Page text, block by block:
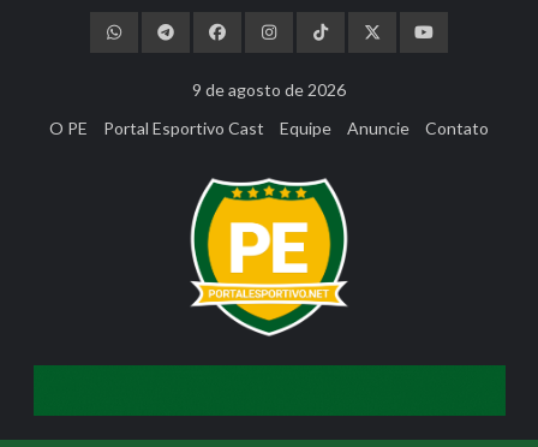
9 de agosto de 2026
O PE
Portal Esportivo Cast Equipe Anuncie Contato